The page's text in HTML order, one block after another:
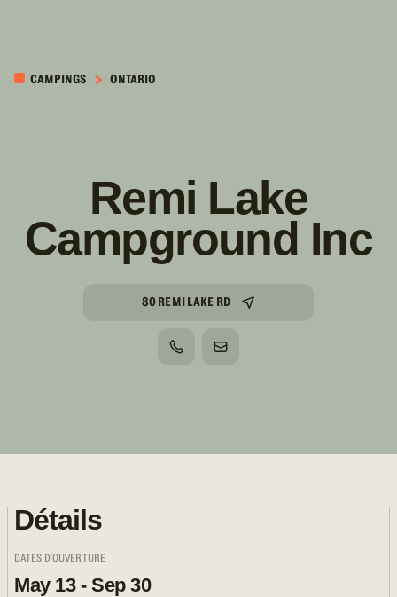
CONTENUCAMPINGS ONTARIO
Remi Lake
Campground Inc
80 REMI LAKE RD
TÉLÉPHONECOURRIEL
Détails
DATES D'OUVERTURE
May 13 - Sep 30